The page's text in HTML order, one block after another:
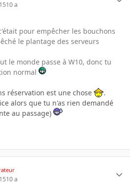
10 a
pour empêcher les bouchons
le plantage des serveurs
le monde passe à W10, donc tu
normal
réservation est une chose
.
alors que tu n'as rien demandé
au passage)
10 a